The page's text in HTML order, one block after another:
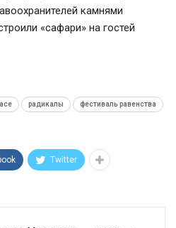
камнями
«сафари» на гостей
радикалы фестиваль равенства
Twitter